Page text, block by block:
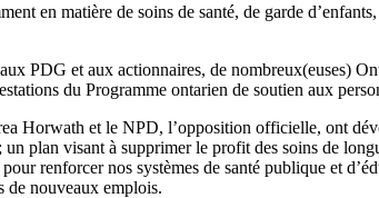
en matière de soins de santé, de garde
PDG et aux actionnaires, de nombreux(euses)
du Programme ontarien de soutien aux
Horwath et le NPD, l’opposition officielle, ont
plan visant à supprimer le profit des soins de
renforcer nos systèmes de santé publique et
de nouveaux emplois.